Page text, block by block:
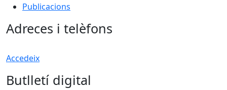
Publicacions
Adreces i telèfons
Accedeix
Butlletí digital